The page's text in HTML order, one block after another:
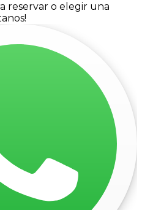
reservar o elegir una